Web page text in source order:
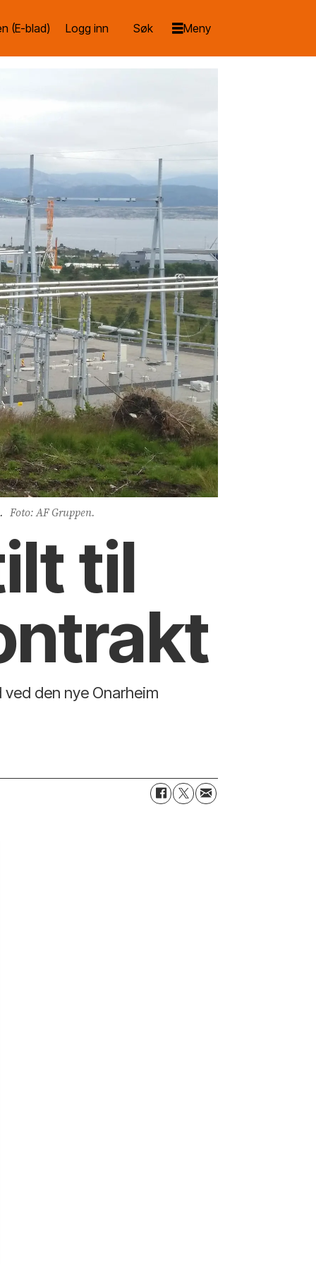
(E-blad) Logg inn
Foto: AF Gruppen.
til
den nye Onarheim